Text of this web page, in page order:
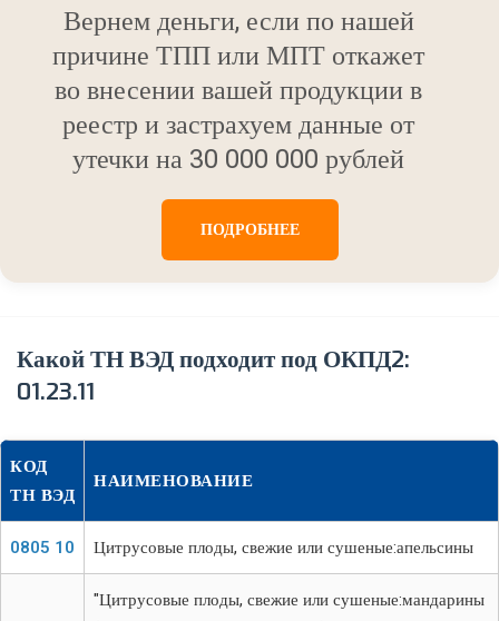
Вернем деньги, если по нашей
причине ТПП или МПТ откажет
во внесении вашей продукции в
реестр и застрахуем данные от
утечки на 30 000 000 рублей
ПОДРОБНЕЕ
Какой ТН ВЭД подходит под ОКПД2:
01.23.11
КОД
ТН ВЭД
НАИМЕНОВАНИЕ
0805 10 Цитрусовые плоды, свежие или сушеные:апельсины
"Цитрусовые плоды, свежие или сушеные:мандарины